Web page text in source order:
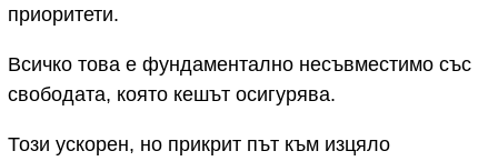
приоритети.
Всичко това е фундаментално несъвместимо със
свободата, която кешът осигурява.
Този ускорен, но прикрит път към изцяло